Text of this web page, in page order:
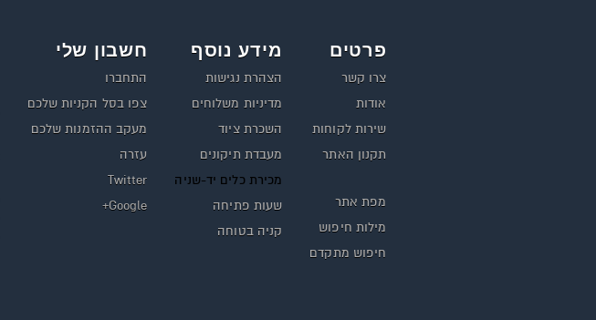
פרטים
צרו קשר
אודות
שירות לקוחות
תקנון האתר
מפת אתר
מילות חיפוש
חיפוש מתקדם
מידע נוסף
הצהרת נגישות
מדיניות משלוחים
השכרת ציוד
מעבדת תיקונים
מכירת כלים יד-שניה
שעות פתיחה
קניה בטוחה
חשבון שלי
התחברו
צפו בסל הקניות שלכם
מעקב ההזמנות שלכם
עזרה
Twitter
Google+